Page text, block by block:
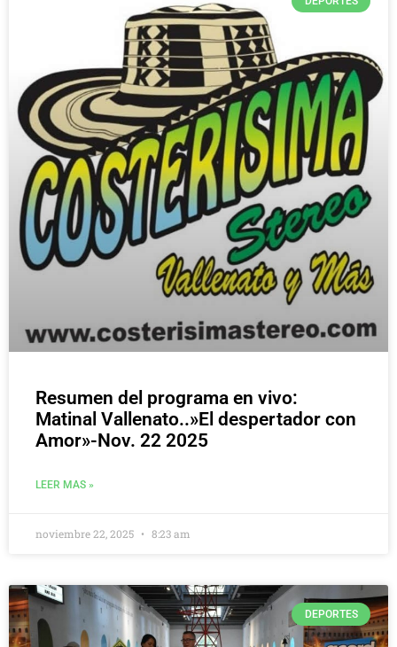
Resumen del programa en vivo:
Matinal Vallenato..»El despertador con
Amor»-Nov. 22 2025
LEER MAS »
noviembre 22, 2025 8:23 am
DEPORTES